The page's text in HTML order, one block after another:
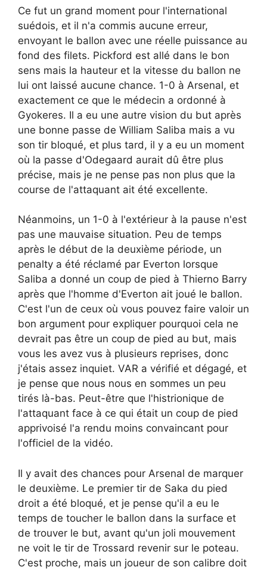
Ce fut un grand moment pour l'international
suédois, et il n'a commis aucune erreur,
envoyant le ballon avec une réelle puissance au
fond des filets. Pickford est allé dans le bon
sens mais la hauteur et la vitesse du ballon ne
lui ont laissé aucune chance. 1-0 à Arsenal, et
exactement ce que le médecin a ordonné à
Gyokeres. Il a eu une autre vision du but après
une bonne passe de William Saliba mais a vu
son tir bloqué, et plus tard, il y a eu un moment
où la passe d'Odegaard aurait dû être plus
précise, mais je ne pense pas non plus que la
course de l'attaquant ait été excellente.
Néanmoins, un 1-0 à l'extérieur à la pause n'est
pas une mauvaise situation. Peu de temps
après le début de la deuxième période, un
penalty a été réclamé par Everton lorsque
Saliba a donné un coup de pied à Thierno Barry
après que l'homme d'Everton ait joué le ballon.
C'est l'un de ceux où vous pouvez faire valoir un
bon argument pour expliquer pourquoi cela ne
devrait pas être un coup de pied au but, mais
vous les avez vus à plusieurs reprises, donc
j'étais assez inquiet. VAR a vérifié et dégagé, et
je pense que nous nous en sommes un peu
tirés là-bas. Peut-être que l'histrionique de
l'attaquant face à ce qui était un coup de pied
apprivoisé l'a rendu moins convaincant pour
l'officiel de la vidéo.
Il y avait des chances pour Arsenal de marquer
le deuxième. Le premier tir de Saka du pied
droit a été bloqué, et je pense qu'il a eu le
temps de toucher le ballon dans la surface et
de trouver le but, avant qu'un joli mouvement
ne voit le tir de Trossard revenir sur le poteau.
C'est proche, mais un joueur de son calibre doit